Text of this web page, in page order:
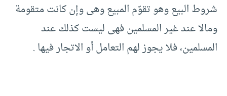
شروط البيع وهو تقوّم المبيع وهى وإن كانت متقومة
ومالا عند غير المسلمين فهى ليست كذلك عند
المسلمين، فلا يجوز لهم التعامل أو الاتجار فيها .‏